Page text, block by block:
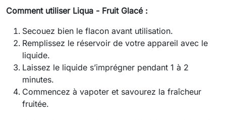
Comment utiliser Liqua - Fruit Glacé :
Secouez bien le flacon avant utilisation.
Remplissez le réservoir de votre appareil avec le
liquide.
Laissez le liquide s’imprégner pendant 1 à 2
minutes.
Commencez à vapoter et savourez la fraîcheur
fruitée.